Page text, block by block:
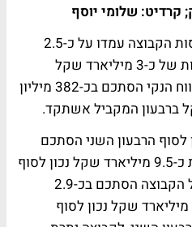
קרדיט: שלומי יוסף
ברבעון השני של השנה הכנסות הקבוצה עמדו על כ-2.5
מיליארד שקל, לעומת הכנסות של כ-3 מיליארד שקל
ברבעון המקביל אשתקד. הרווח הנקי הסתכם בכ-382 מיליון
לסוף הרבעון השני הסתכם
לכ-10 מיליארד שקל, לעומת כ-9.5 מיליארד שקל נכון לסוף
2023, והחוב הפיננסי נטו של הקבוצה הסתכם בכ-2.9
מיליארד שקל, לעומת כ-3.1 מיליארד שקל נכון לסוף